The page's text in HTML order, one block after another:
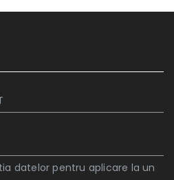
datelor pentru aplicare la un